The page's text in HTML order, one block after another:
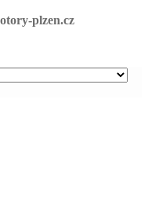
plzen.cz